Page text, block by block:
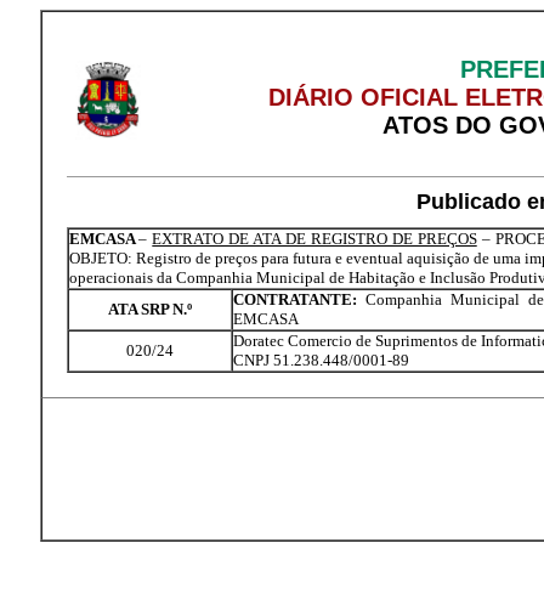
DIÁRIO OFICIAL
ATOS DO
Publicado
EMCASA–EXTRATO DE ATA DE REGISTRO DE PREÇOS–
OBJETO: Registro de preços para futura e eventual aquisição de uma
operacionais da Companhia Municipal de Habitação e Inclusão
ATA SRP N.º
CONTRATANTE: Companhia Municipal
EMCASA
020/24
Doratec Comercio de Suprimentos de
CNPJ 51.238.448/0001-89